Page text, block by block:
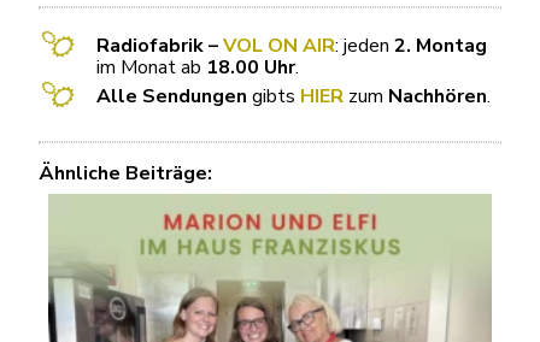
Radiofabrik –VOL ON AIR: jeden 2. Montag
im Monat ab 18.00 Uhr.
Alle Sendungen gibts HIER zum Nachhören.
Ähnliche Beiträge: